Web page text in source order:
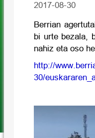
2017-08-30
Berrian
bi urte bezala,
nahiz eta oso
http://
30/